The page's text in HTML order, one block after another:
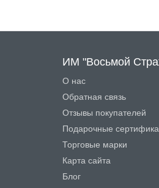
ИМ "Восьмой
О нас
Обратная связь
Отзывы покупателей
Подарочные
Торговые марки
Карта сайта
Блог